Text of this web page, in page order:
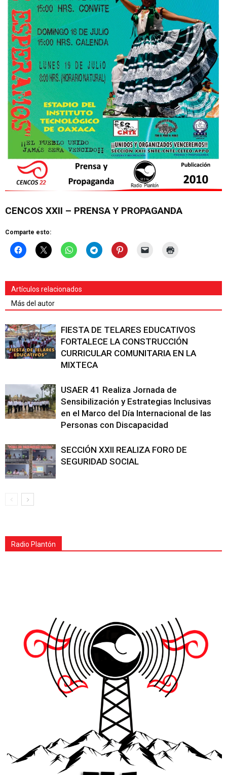
CENCOS XXII – PRENSA Y PROPAGANDA
Comparte esto:
Artículos relacionados
Más del autor
FIESTA DE TELARES EDUCATIVOS
FORTALECE LA CONSTRUCCIÓN
CURRICULAR COMUNITARIA EN LA
MIXTECA
USAER 41 Realiza Jornada de
Sensibilización y Estrategias Inclusivas
en el Marco del Día Internacional de las
Personas con Discapacidad
SECCIÓN XXII REALIZA FORO DE
SEGURIDAD SOCIAL
Radio Plantón